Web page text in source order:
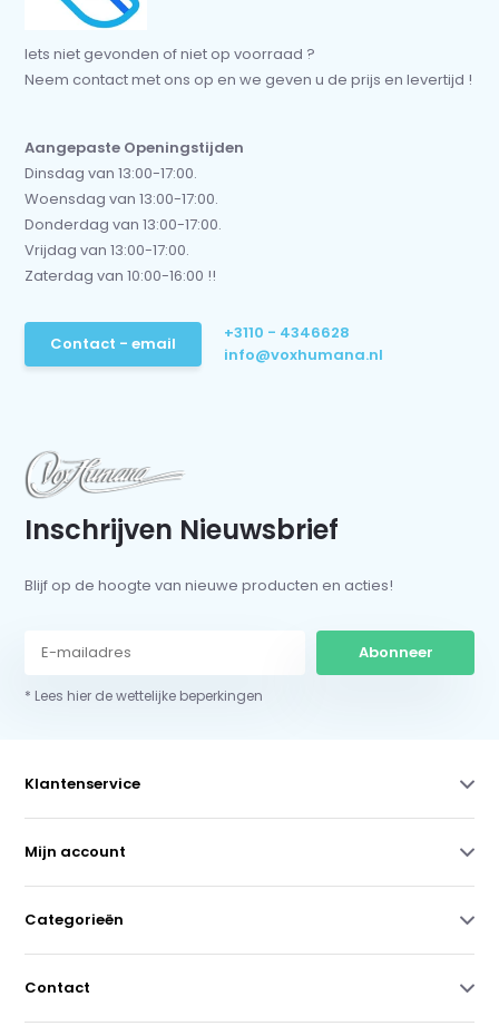
Iets niet gevonden of niet op voorraad ?
Neem contact met ons op en we geven u de prijs en levertijd !
Aangepaste Openingstijden
Dinsdag van 13:00-17:00.
Woensdag van 13:00-17:00.
Donderdag van 13:00-17:00.
Vrijdag van 13:00-17:00.
Zaterdag van 10:00-16:00 !!
Contact - email
+3110 - 4346628
info@voxhumana.nl
Inschrijven Nieuwsbrief
Blijf op de hoogte van nieuwe producten en acties!
Abonneer
* Lees hier de wettelijke beperkingen
Klantenservice
Mijn account
Categorieën
Contact